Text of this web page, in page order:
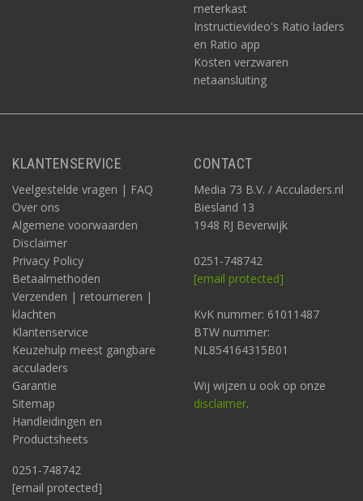
meterkast
Instructievideo's Ratio laders
en Ratio app
Kosten verzwaren
netaansluiting
KLANTENSERVICE
Veelgestelde vragen | FAQ
Over ons
Algemene voorwaarden
Disclaimer
Privacy Policy
Betaalmethoden
Verzenden | retourneren |
klachten
Klantenservice
Keuzehulp meest gangbare
acculaders
Garantie
Sitemap
Handleidingen en
Productsheets
0251-748742
[email protected]
CONTACT
Media 73 B.V. / Acculaders.nl
Biesland 13
1948 RJ Beverwijk
0251-748742
[email protected]
KvK nummer: 61011487
BTW nummer:
NL854164315B01
Wij wijzen u ook op onze
disclaimer.